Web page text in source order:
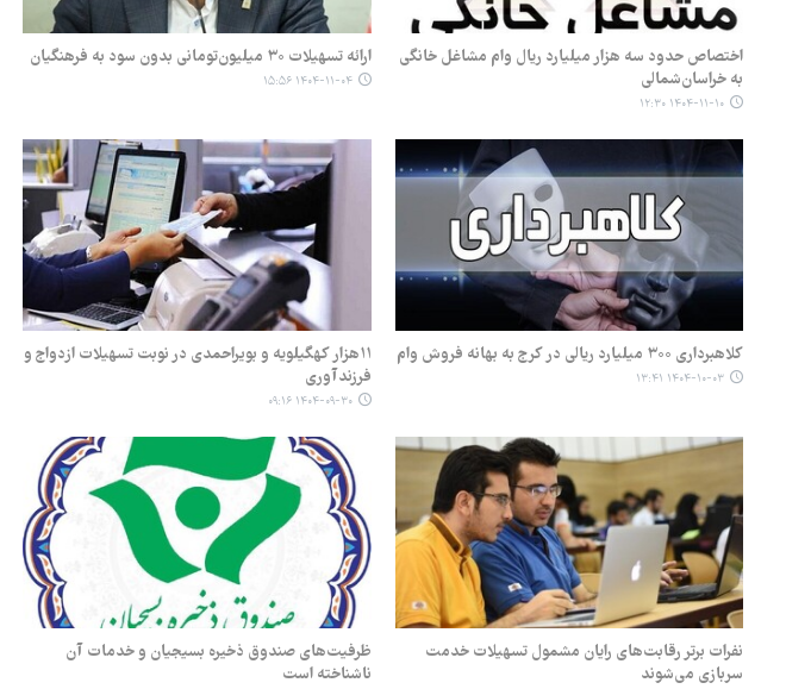
اختصاص حدود سه هزار میلیارد ریال وام مشاغل خانگی
به خراسان‌شمالی
۱۴۰۴-۱۱-۱۰ ۱۲:۳۰
ارائه تسهیلات ۳۰ میلیون‌تومانی بدون سود به فرهنگیان
۱۴۰۴-۱۱-۰۴ ۱۵:۵۶
کلاهبرداری ۳۰۰ میلیارد ریالی در کرج به بهانه فروش وام
۱۴۰۴-۱۰-۰۳ ۱۳:۴۱
۱۱هزار کهگیلویه و بویراحمدی در نوبت تسهیلات ازدواج و
فرزندآوری
۱۴۰۴-۰۹-۳۰ ۰۹:۱۶
نفرات برتر رقابت‌های رایان مشمول تسهیلات خدمت
سربازی می‌شوند
ظرفیت‌های صندوق ذخیره بسیجیان و خدمات آن
ناشناخته است